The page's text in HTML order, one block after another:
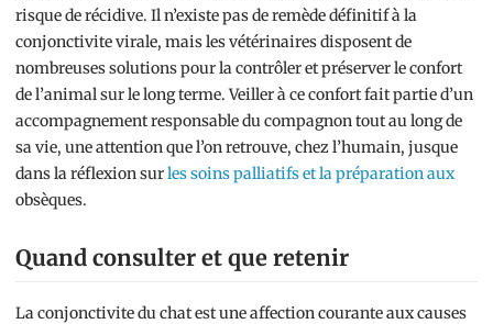
risque de récidive. Il n’existe pas de remède définitif à la
conjonctivite virale, mais les vétérinaires disposent de
nombreuses solutions pour la contrôler et préserver le confort
de l’animal sur le long terme. Veiller à ce confort fait partie d’un
accompagnement responsable du compagnon tout au long de
sa vie, une attention que l’on retrouve, chez l’humain, jusque
dans la réflexion surles soins palliatifs et la préparation aux
obsèques.
Quand consulter et que retenir
La conjonctivite du chat est une affection courante aux causes